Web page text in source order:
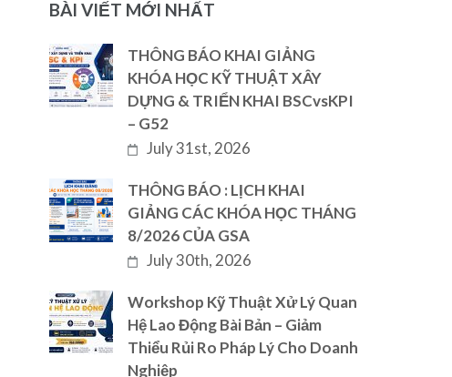
BÀI VIẾT MỚI NHẤT
THÔNG BÁO KHAI GIẢNG
KHÓA HỌC KỸ THUẬT XÂY
DỰNG & TRIỂN KHAI BSCvsKPI
– G52
July 31st, 2026
THÔNG BÁO : LỊCH KHAI
GIẢNG CÁC KHÓA HỌC THÁNG
8/2026 CỦA GSA
July 30th, 2026
Workshop Kỹ Thuật Xử Lý Quan
Hệ Lao Động Bài Bản – Giảm
Thiểu Rủi Ro Pháp Lý Cho Doanh
Nghiệp